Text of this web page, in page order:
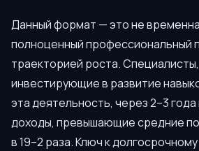
Данный формат — это не
полноценный профессиональный
траекторией роста.
инвестирующие в развитие
эта деятельность, через 2–3
доходы, превышающие средние
в 19–2 раза. Ключ к